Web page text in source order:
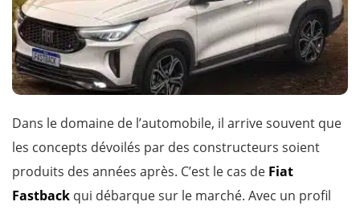
Dans le domaine de l’automobile, il arrive souvent que
les concepts dévoilés par des constructeurs soient
produits des années après. C’est le cas de Fiat
Fastback qui débarque sur le marché. Avec un profil